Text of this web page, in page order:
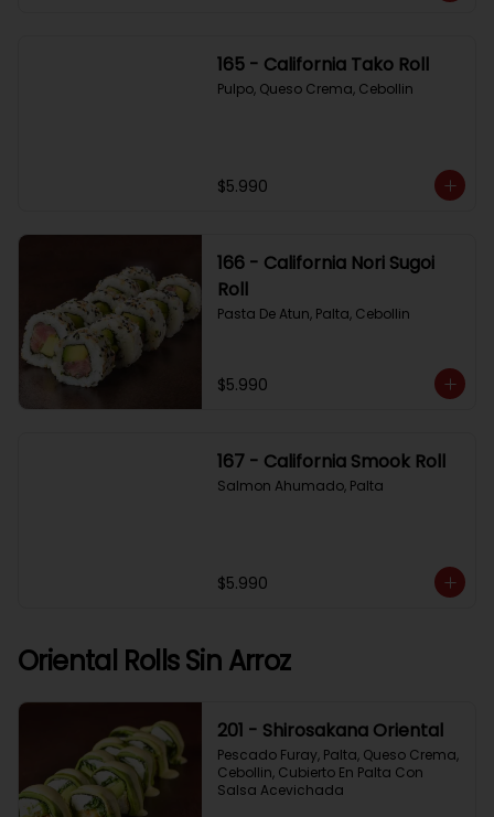
165 - California Tako Roll
Pulpo, Queso Crema, Cebollin
$5.990
166 - California Nori Sugoi
Roll
Pasta De Atun, Palta, Cebollin
$5.990
167 - California Smook Roll
Salmon Ahumado, Palta
$5.990
Oriental Rolls Sin Arroz
201 - Shirosakana Oriental
Pescado Furay, Palta, Queso Crema,
Cebollin, Cubierto En Palta Con
Salsa Acevichada